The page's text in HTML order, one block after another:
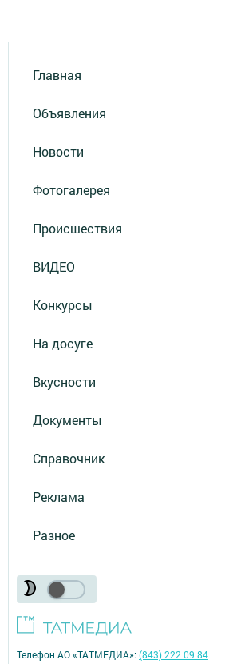
Главная
Объявления
Новости
Фотогалерея
Происшествия
ВИДЕО
Конкурсы
На досуге
Вкусности
Документы
Справочник
Реклама
Разное
Телефон АО «ТАТМЕДИА»:(843) 222 09 84